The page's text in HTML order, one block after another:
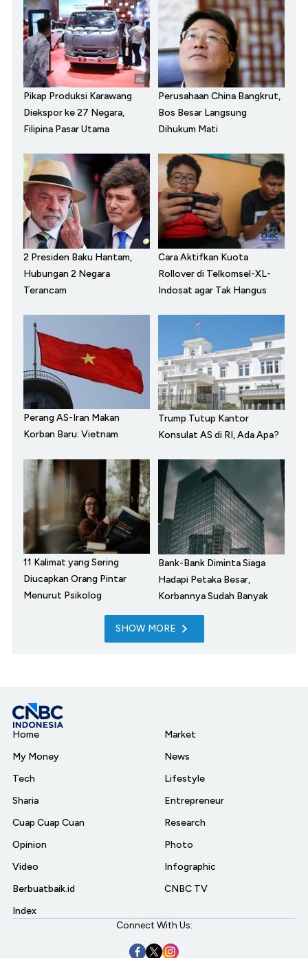
Pikap Produksi Karawang
Diekspor ke 27 Negara,
Filipina Pasar Utama
Perusahaan China Bangkrut,
Bos Besar Langsung
Dihukum Mati
2 Presiden Baku Hantam,
Hubungan 2 Negara
Terancam
Cara Aktifkan Kuota
Rollover di Telkomsel-XL-
Indosat agar Tak Hangus
Perang AS-Iran Makan
Korban Baru: Vietnam
Trump Tutup Kantor
Konsulat AS di RI, Ada Apa?
11 Kalimat yang Sering
Diucapkan Orang Pintar
Menurut Psikolog
Bank-Bank Diminta Siaga
Hadapi Petaka Besar,
Korbannya Sudah Banyak
SHOW MORE
Home
My Money
Tech
Sharia
Cuap Cuap Cuan
Opinion
Video
Berbuatbaik.id
Index
Market
News
Lifestyle
Entrepreneur
Research
Photo
Infographic
CNBC TV
Connect With Us: